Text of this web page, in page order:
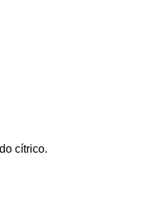
cítrico.